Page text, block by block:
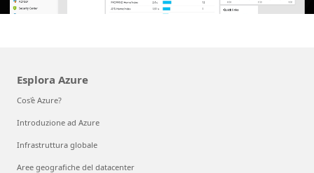
Esplora Azure
Cos'è Azure?
Introduzione ad Azure
Infrastruttura globale
Aree geografiche del datacenter